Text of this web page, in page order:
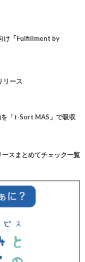
け「Fulfillment by
リース
を「t-Sort MAS」で吸収
ースまとめてチェック一覧